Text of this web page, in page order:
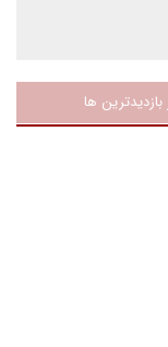
بازدیدترین ها